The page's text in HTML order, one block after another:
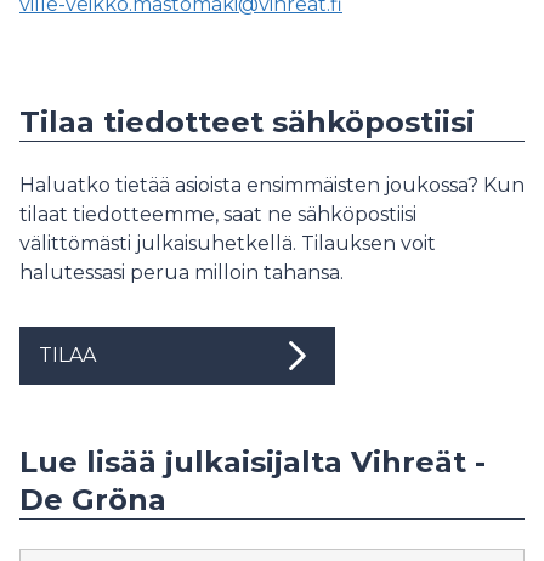
Tilaa tiedotteet sähköpostiisi
Haluatko tietää asioista ensimmäisten joukossa? Kun
tilaat tiedotteemme, saat ne sähköpostiisi
välittömästi julkaisuhetkellä. Tilauksen voit
halutessasi perua milloin tahansa.
TILAA
Lue lisää julkaisijalta Vihreät -
De Gröna